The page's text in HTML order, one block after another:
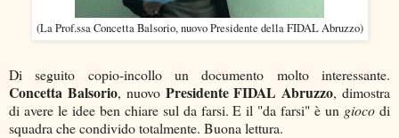
(La Prof.ssa Concetta Balsorio, nuovo Presidente della FIDAL Abruzzo)
Di seguito copio-incollo un documento molto interessante.
Concetta Balsorio, nuovo Presidente FIDAL Abruzzo, dimostra
di avere le idee ben chiare sul da farsi. E il "da farsi" è un gioco di
squadra che condivido totalmente. Buona lettura.